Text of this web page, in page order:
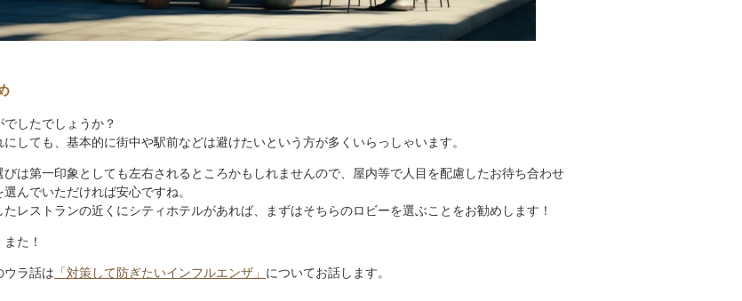
でしたでしょうか？
にしても、基本的に街中や駅前などは避けたいという方が多くいらっしゃいます。
びは第一印象としても左右されるところかもしれませんので、屋内等で人目を配慮したお待ち合わせ
選んでいただければ安心ですね。
たレストランの近くにシティホテルがあれば、まずはそちらのロビーを選ぶことをお勧めします！
た！
ウラ話は 「対策して防ぎたいインフルエンザ」 についてお話します。